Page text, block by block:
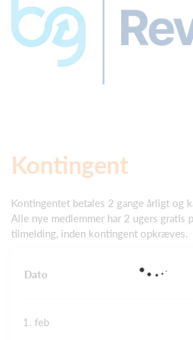
Kontingent
Kontingentet betales 2 gange årligt og
Alle nye medlemmer har 2 ugers gratis
tilmelding, inden kontingent opkræves.
Dato
1. feb